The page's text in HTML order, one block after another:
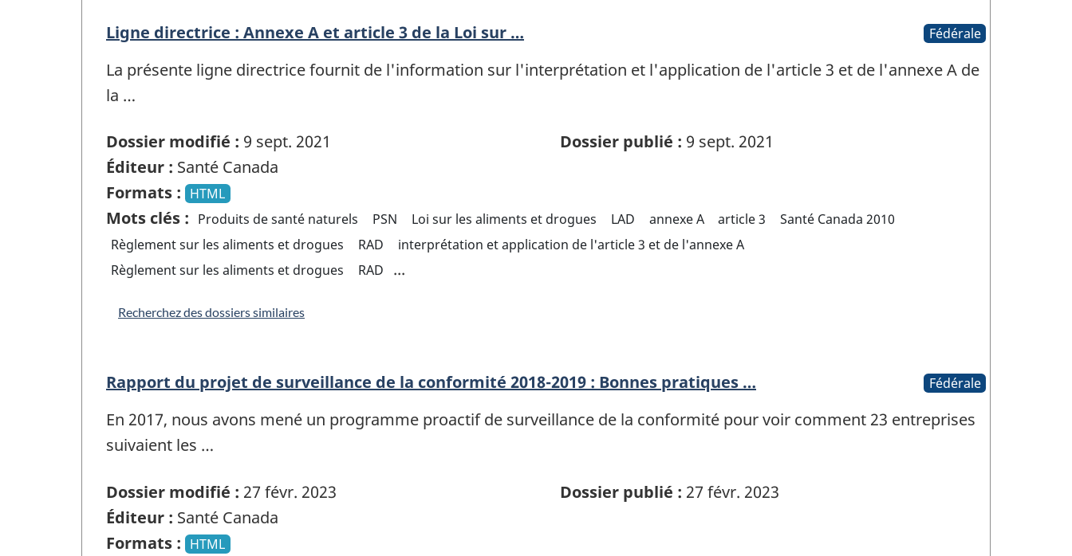
Ligne directrice : Annexe A et article 3 de la Loi sur … Fédérale
La présente ligne directrice fournit de l'information sur l'interprétation et l'application de l'article 3 et de l'annexe A de
la …
Dossier modifié : 9 sept. 2021 Dossier publié : 9 sept. 2021
Éditeur : Santé Canada
Formats : HTML
Mots clés : Produits de santé naturels PSN Loi sur les aliments et drogues LAD annexe A article 3
Santé Canada 2010
Règlement sur les aliments et drogues
RAD
interprétation et application de l'article 3 et de l'annexe A
Règlement sur les aliments et drogues
RAD ...
Recherchez des dossiers similaires
Rapport du projet de surveillance de la conformité 2018-2019 : Bonnes pratiques … Fédérale
En 2017, nous avons mené un programme proactif de surveillance de la conformité pour voir comment 23 entreprises
suivaient les …
Dossier modifié : 27 févr. 2023 Dossier publié : 27 févr. 2023
Éditeur : Santé Canada
Formats : HTML